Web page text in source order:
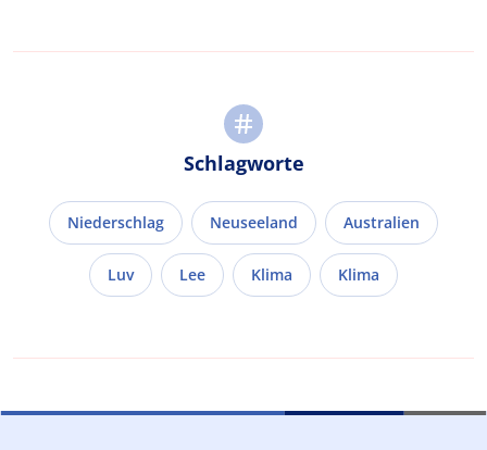
Schlagworte
Niederschlag Neuseeland Australien
Luv Lee Klima Klima